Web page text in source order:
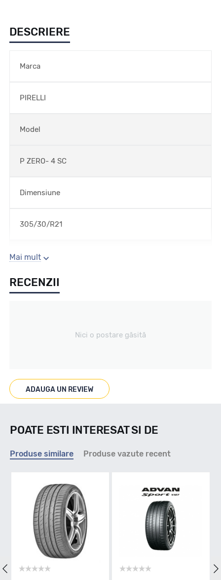
DESCRIERE
Marca
PIRELLI
Model
P ZERO- 4 SC
Dimensiune
305/30/R21
Sezon
Vara
Marcat M+S
Indice viteza
Indice greutate
Mai mult
RECENZII
Nici o postare găsită
ADAUGA UN REVIEW
POATE ESTI INTERESAT SI DE
Produse similare Produse vazute recent